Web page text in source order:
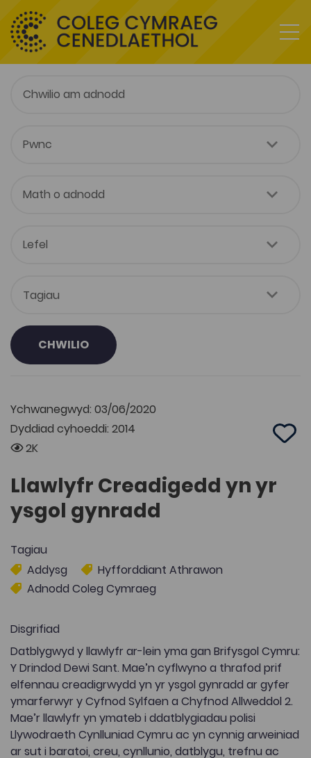
CHWILIO
Ychwanegwyd: 03/06/2020
Dyddiad cyhoeddi: 2014
2K
Add
Llawlyfr Creadigedd yn yr
ysgol gynradd
Tagiau
Addysg
Hyfforddiant Athrawon
Adnodd Coleg Cymraeg
Disgrifiad
Datblygwyd y llawlyfr ar-lein yma gan Brifysgol Cymru:
Y Drindod Dewi Sant. Mae’n cyflwyno a thrafod prif
elfennau creadigrwydd yn yr ysgol gynradd ar gyfer
ymarferwyr y Cyfnod Sylfaen a Chyfnod Allweddol 2.
Mae’r llawlyfr yn ymateb i ddatblygiadau polisi
Llywodraeth Cynlluniad Cymru ac yn cynnig arweiniad
ar sut i baratoi, creu, cynllunio, datblygu, trefnu ac